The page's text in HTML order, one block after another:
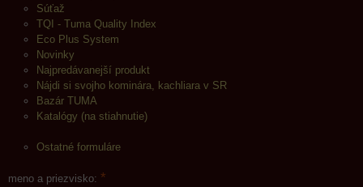
Súťaž
TQI - Tuma Quality Index
Eco Plus System
Novinky
Najpredávanejší produkt
Nájdi si svojho kominára, kachliara v SR
Bazár TUMA
Katalógy (na stiahnutie)
Ostatné formuláre
meno a priezvisko: *